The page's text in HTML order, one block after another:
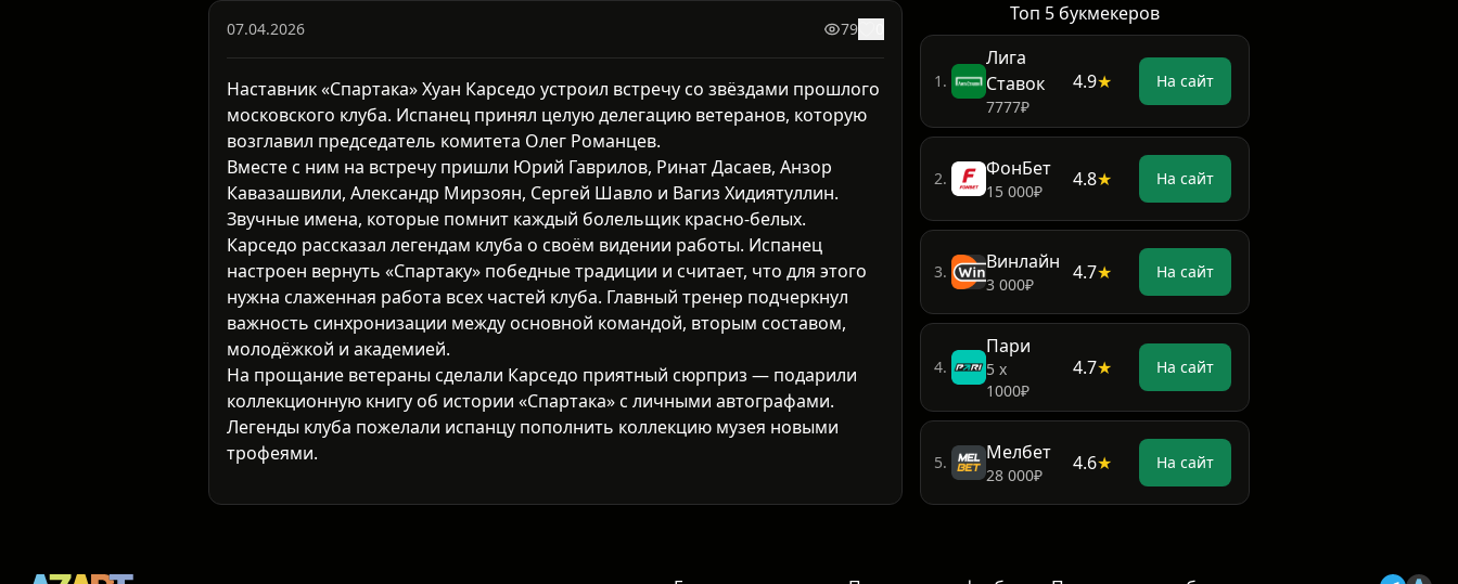
07.04.2026 79
Наставник «Спартака» Хуан Карседо устроил встречу со звёздами прошлого
московского клуба. Испанец принял целую делегацию ветеранов, которую
возглавил председатель комитета Олег Романцев.
Вместе с ним на встречу пришли Юрий Гаврилов, Ринат Дасаев, Анзор
Кавазашвили, Александр Мирзоян, Сергей Шавло и Вагиз Хидиятуллин.
Звучные имена, которые помнит каждый болельщик красно-белых.
Карседо рассказал легендам клуба о своём видении работы. Испанец
настроен вернуть «Спартаку» победные традиции и считает, что для этого
нужна слаженная работа всех частей клуба. Главный тренер подчеркнул
важность синхронизации между основной командой, вторым составом,
молодёжкой и академией.
На прощание ветераны сделали Карседо приятный сюрприз — подарили
коллекционную книгу об истории «Спартака» с личными автографами.
Легенды клуба пожелали испанцу пополнить коллекцию музея новыми
трофеями.
Топ 5 букмекеров
1.
Лига
Ставок
7777₽
4.9★ На сайт
2. ФонБет
15 000₽
4.8★ На сайт
3. Винлайн
3 000₽
4.7★ На сайт
4.
Пари
5 х
1000₽
4.7★ На сайт
5. Мелбет
28 000₽
4.6★ На сайт